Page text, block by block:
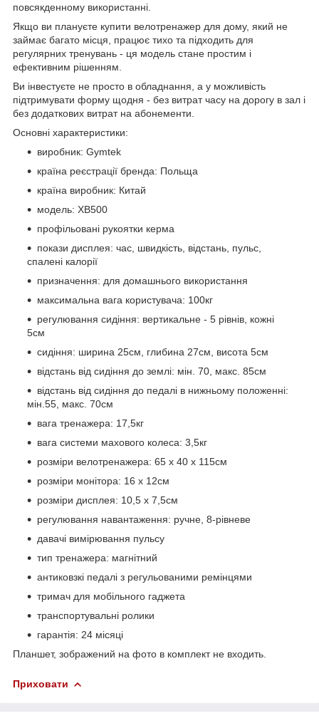
повсякденному використанні.
Якщо ви плануєте купити велотренажер для дому, який не
займає багато місця, працює тихо та підходить для
регулярних тренувань - ця модель стане простим і
ефективним рішенням.
Ви інвестуєте не просто в обладнання, а у можливість
підтримувати форму щодня - без витрат часу на дорогу в зал і
без додаткових витрат на абонементи.
Основні характеристики:
виробник: Gymtek
країна реєстрації бренда: Польща
країна виробник: Китай
модель: XB500
профільовані рукоятки керма
покази дисплея: час, швидкість, відстань, пульс,
спалені калорії
призначення: для домашнього використання
максимальна вага користувача: 100кг
регулювання сидіння: вертикальне - 5 рівнів, кожні
5см
сидіння: ширина 25см, глибина 27см, висота 5см
відстань від сидіння до землі: мін. 70, макс. 85см
відстань від сидіння до педалі в нижньому положенні:
мін.55, макс. 70см
вага тренажера: 17,5кг
вага системи махового колеса: 3,5кг
розміри велотренажера: 65 x 40 x 115см
розміри монітора: 16 х 12см
розміри дисплея: 10,5 х 7,5см
регулювання навантаження: ручне, 8-рівневе
давачі вимірювання пульсу
тип тренажера: магнітний
антиковзкі педалі з регульованими ремінцями
тримач для мобільного гаджета
транспортувальні ролики
гарантія: 24 місяці
Планшет, зображений на фото в комплект не входить.
Приховати